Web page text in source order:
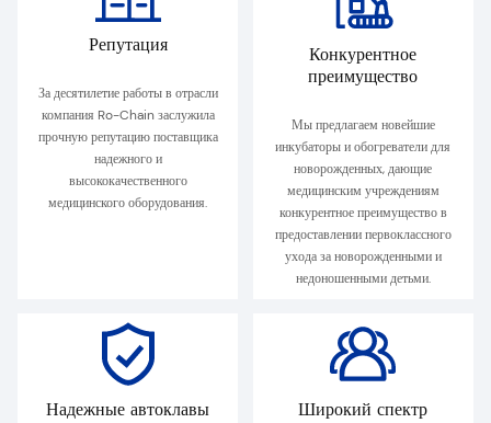
Репутация
За десятилетие работы в отрасли
компания Ro-Chain заслужила
прочную репутацию поставщика
надежного и
высококачественного
медицинского оборудования.
Конкурентное
преимущество
Мы предлагаем новейшие
инкубаторы и обогреватели для
новорожденных, дающие
медицинским учреждениям
конкурентное преимущество в
предоставлении первоклассного
ухода за новорожденными и
недоношенными детьми.
Надежные автоклавы
Широкий спектр